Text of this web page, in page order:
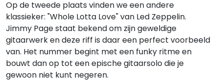
Op de tweede plaats vinden we een andere
klassieker: "Whole Lotta Love" van Led Zeppelin.
Jimmy Page staat bekend om zijn geweldige
gitaarwerk en deze riff is daar een perfect voorbeeld
van. Het nummer begint met een funky ritme en
bouwt dan op tot een epische gitaarsolo die je
gewoon niet kunt negeren.